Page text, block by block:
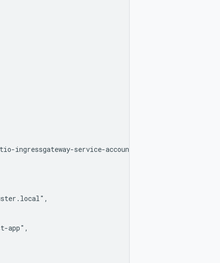
ingressgateway-service-account",
app",